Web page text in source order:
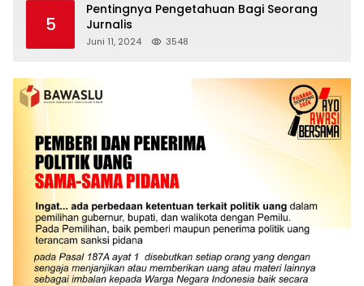
5
Pentingnya Pengetahuan Bagi Seorang
Jurnalis
Juni 11, 2024 3548